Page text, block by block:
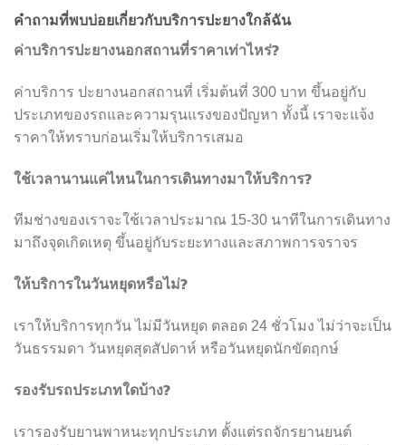
คำถามที่พบบ่อยเกี่ยวกับบริการปะยางใกล้ฉัน
ค่าบริการปะยางนอกสถานที่ราคาเท่าไหร่?
ค่าบริการ ปะยางนอกสถานที่ เริ่มต้นที่ 300 บาท ขึ้นอยู่กับ
ประเภทของรถและความรุนแรงของปัญหา ทั้งนี้ เราจะแจ้ง
ราคาให้ทราบก่อนเริ่มให้บริการเสมอ
ใช้เวลานานแค่ไหนในการเดินทางมาให้บริการ?
ทีมช่างของเราจะใช้เวลาประมาณ 15-30 นาทีในการเดินทาง
มาถึงจุดเกิดเหตุ ขึ้นอยู่กับระยะทางและสภาพการจราจร
ให้บริการในวันหยุดหรือไม่?
เราให้บริการทุกวัน ไม่มีวันหยุด ตลอด 24 ชั่วโมง ไม่ว่าจะเป็น
วันธรรมดา วันหยุดสุดสัปดาห์ หรือวันหยุดนักขัตฤกษ์
รองรับรถประเภทใดบ้าง?
เรารองรับยานพาหนะทุกประเภท ตั้งแต่รถจักรยานยนต์